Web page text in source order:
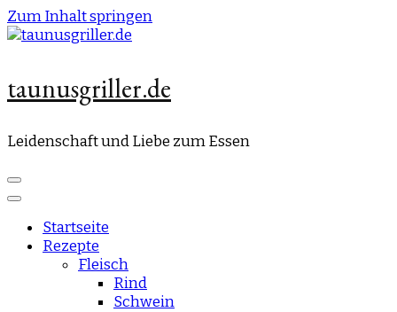
Zum Inhalt springen
taunusgriller.de
Leidenschaft und Liebe zum Essen
Startseite
Rezepte
Fleisch
Rind
Schwein